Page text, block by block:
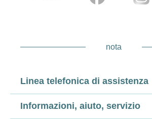
nota
Linea telefonica di assistenza
Informazioni, aiuto, servizio